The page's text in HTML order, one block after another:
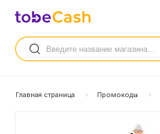
Главная страница Промокоды